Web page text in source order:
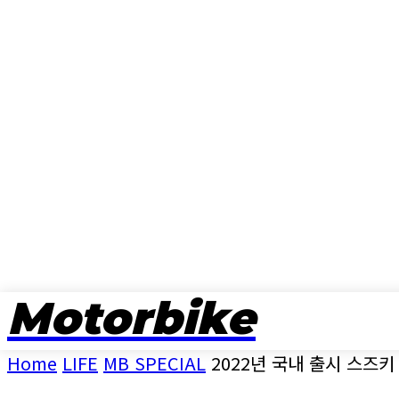
Motorbike
Home LIFE MB SPECIAL 2022년 국내 출시 스즈키